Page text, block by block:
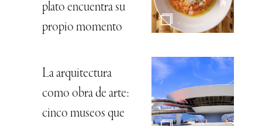
plato encuentra su
propio momento
La arquitectura
como obra de arte:
cinco museos que